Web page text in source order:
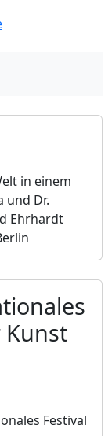
in einem
und Dr.
Ehrhardt
Kunst